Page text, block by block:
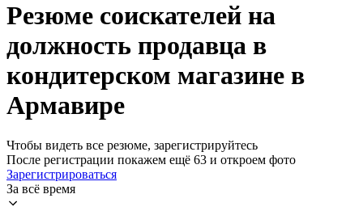
Резюме соискателей на
должность продавца в
кондитерском магазине в
Армавире
Чтобы видеть все резюме, зарегистрируйтесь
После регистрации покажем ещё 63 и откроем фото
Зарегистрироваться
За всё время